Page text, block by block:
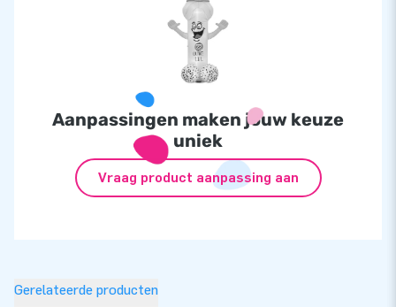
Aanpassingen maken jouw keuze
uniek
Vraag product aanpassing aan
Gerelateerde producten